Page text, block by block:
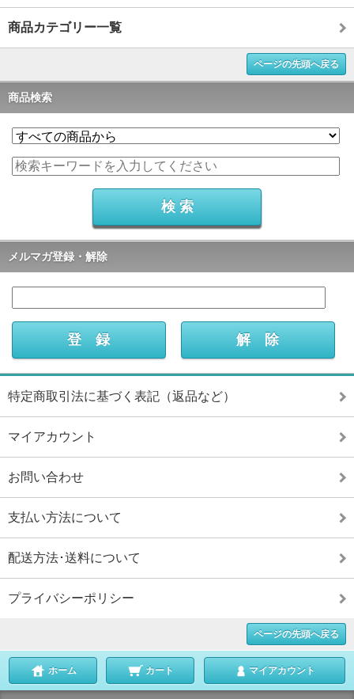
商品カテゴリー一覧
ページの先頭へ戻る
商品検索
メルマガ登録・解除
特定商取引法に基づく表記（返品など）
マイアカウント
お問い合わせ
支払い方法について
配送方法･送料について
プライバシーポリシー
ページの先頭へ戻る
ホーム カート マイアカウント